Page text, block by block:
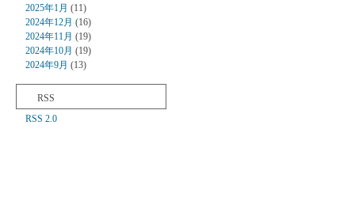
2025年1月 (11)
2024年12月 (16)
2024年11月 (19)
2024年10月 (19)
2024年9月 (13)
RSS
RSS 2.0